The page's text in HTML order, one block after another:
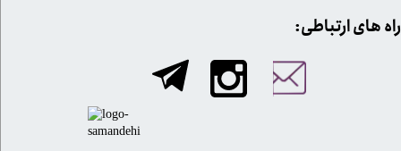
​​راه های ارتباطی: